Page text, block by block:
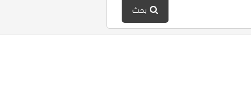
بحث